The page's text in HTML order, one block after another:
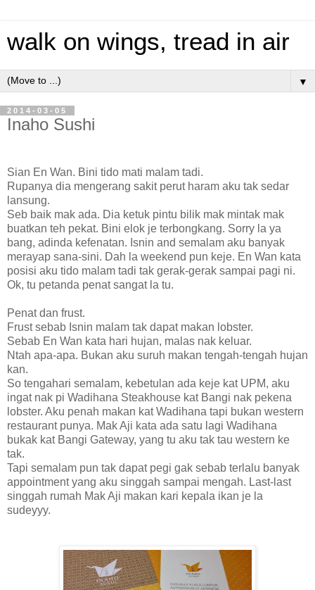
walk on wings, tread in air
▼
2014-03-05
Inaho Sushi
Sian En Wan. Bini tido mati malam tadi.
Rupanya dia mengerang sakit perut haram aku tak sedar
lansung.
Seb baik mak ada. Dia ketuk pintu bilik mak mintak mak
buatkan teh pekat. Bini elok je terbongkang. Sorry la ya
bang, adinda kefenatan. Isnin and semalam aku banyak
merayap sana-sini. Dah la weekend pun keje. En Wan kata
posisi aku tido malam tadi tak gerak-gerak sampai pagi ni.
Ok, tu petanda penat sangat la tu.
Penat dan frust.
Frust sebab Isnin malam tak dapat makan lobster.
Sebab En Wan kata hari hujan, malas nak keluar.
Ntah apa-apa. Bukan aku suruh makan tengah-tengah hujan
kan.
So tengahari semalam, kebetulan ada keje kat UPM, aku
ingat nak pi Wadihana Steakhouse kat Bangi nak pekena
lobster. Aku penah makan kat Wadihana tapi bukan western
restaurant punya. Mak Aji kata ada satu lagi Wadihana
bukak kat Bangi Gateway, yang tu aku tak tau western ke
tak.
Tapi semalam pun tak dapat pegi gak sebab terlalu banyak
appointment yang aku singgah sampai mengah. Last-last
singgah rumah Mak Aji makan kari kepala ikan je la
sudeyyy.